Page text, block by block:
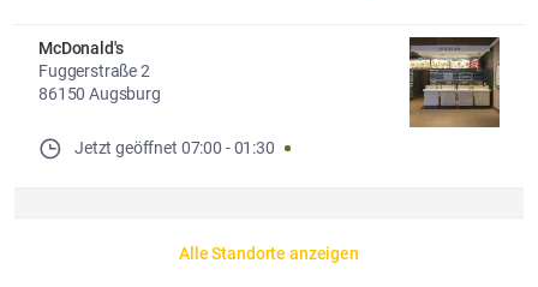
McDonald's
Fuggerstraße 2
86150 Augsburg
Jetzt geöffnet 07:00 -01:30
Alle Standorte anzeigen